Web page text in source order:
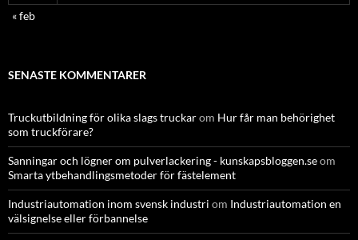
« feb
SENASTE KOMMENTARER
Truckutbildning för olika slags truckarom Hur får man behörighet
som truckförare?
Sanningar och lögner om pulverlackering - kunskapsbloggen.seom
Smarta ytbehandlingsmetoder för fästelement
Industriautomation inom svensk industri om Industriautomation en
välsignelse eller förbannelse